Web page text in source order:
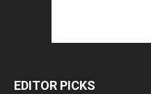
EDITOR PICKS